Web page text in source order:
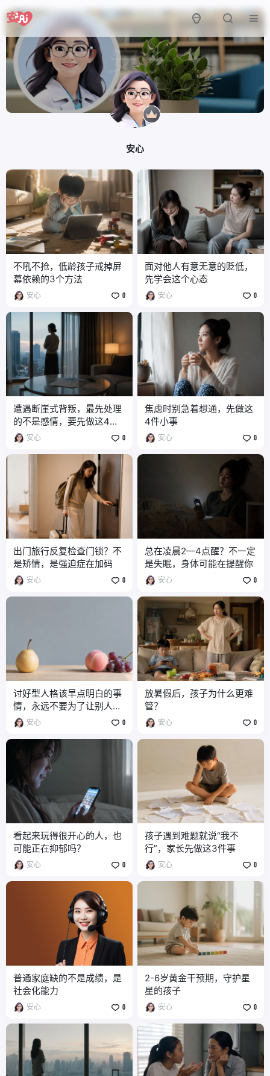
安心
安心
不吼不抢，低龄孩子戒掉屏
幕依赖的3个方法
安心 0
面对他人有意无意的贬低，
先学会这个心态
安心 0
遭遇断崖式背叛，最先处理
的不是感情，要先做这4件
事 安心 0
焦虑时别急着想通，先做这
4件小事
安心 0
出门旅行反复检查门锁？不
是矫情，是强迫症在加码
安心 0
总在凌晨2—4点醒？不一定
是失眠，身体可能在提醒你
安心 0
讨好型人格该早点明白的事
情，永远不要为了让别人满
意耗尽你自己
安心 0
放暑假后，孩子为什么更难
管？
安心 0
看起来玩得很开心的人，也
可能正在抑郁吗？
安心 0
孩子遇到难题就说“我不
行”，家长先做这3件事
安心 0
普通家庭缺的不是成绩，是
社会化能力
安心 0
2-6岁黄金干预期，守护星
星的孩子
安心 0